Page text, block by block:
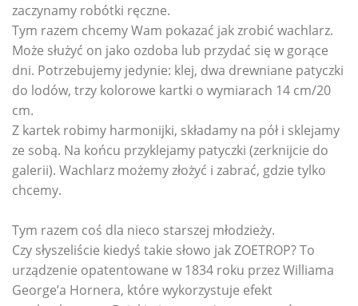
zaczynamy robótki ręczne.
Tym razem chcemy Wam pokazać jak zrobić wachlarz.
Może służyć on jako ozdoba lub przydać się w gorące
dni. Potrzebujemy jedynie: klej, dwa drewniane patyczki
do lodów, trzy kolorowe kartki o wymiarach 14 cm/20
cm.
Z kartek robimy harmonijki, składamy na pół i sklejamy
ze sobą. Na końcu przyklejamy patyczki (zerknijcie do
galerii). Wachlarz możemy złożyć i zabrać, gdzie tylko
chcemy.
Tym razem coś dla nieco starszej młodzieży.
Czy słyszeliście kiedyś takie słowo jak ZOETROP? To
urządzenie opatentowane w 1834 roku przez Williama
George’a Hornera, które wykorzystuje efekt